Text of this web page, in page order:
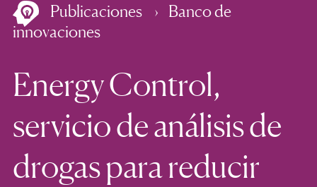
Publicaciones
Banco de
innovaciones
Energy Control,
servicio de análisis de
drogas para reducir